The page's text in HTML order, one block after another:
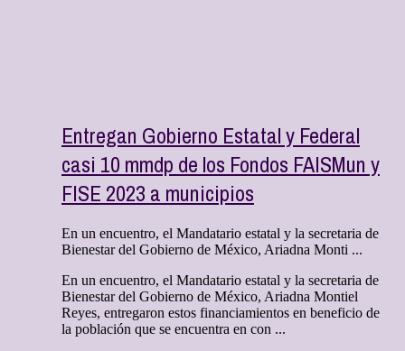
Entregan Gobierno Estatal y Federal
casi 10 mmdp de los Fondos FAISMun y
FISE 2023 a municipios
En un encuentro, el Mandatario estatal y la secretaria de
Bienestar del Gobierno de México, Ariadna Monti ...
En un encuentro, el Mandatario estatal y la secretaria de
Bienestar del Gobierno de México, Ariadna Montiel
Reyes, entregaron estos financiamientos en beneficio de
la población que se encuentra en con ...